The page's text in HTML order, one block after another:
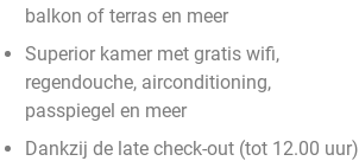
balkon of terras en meer
Superior kamer met gratis wifi,
regendouche, airconditioning,
passpiegel en meer
Dankzij de late check-out (tot 12.00 uur)